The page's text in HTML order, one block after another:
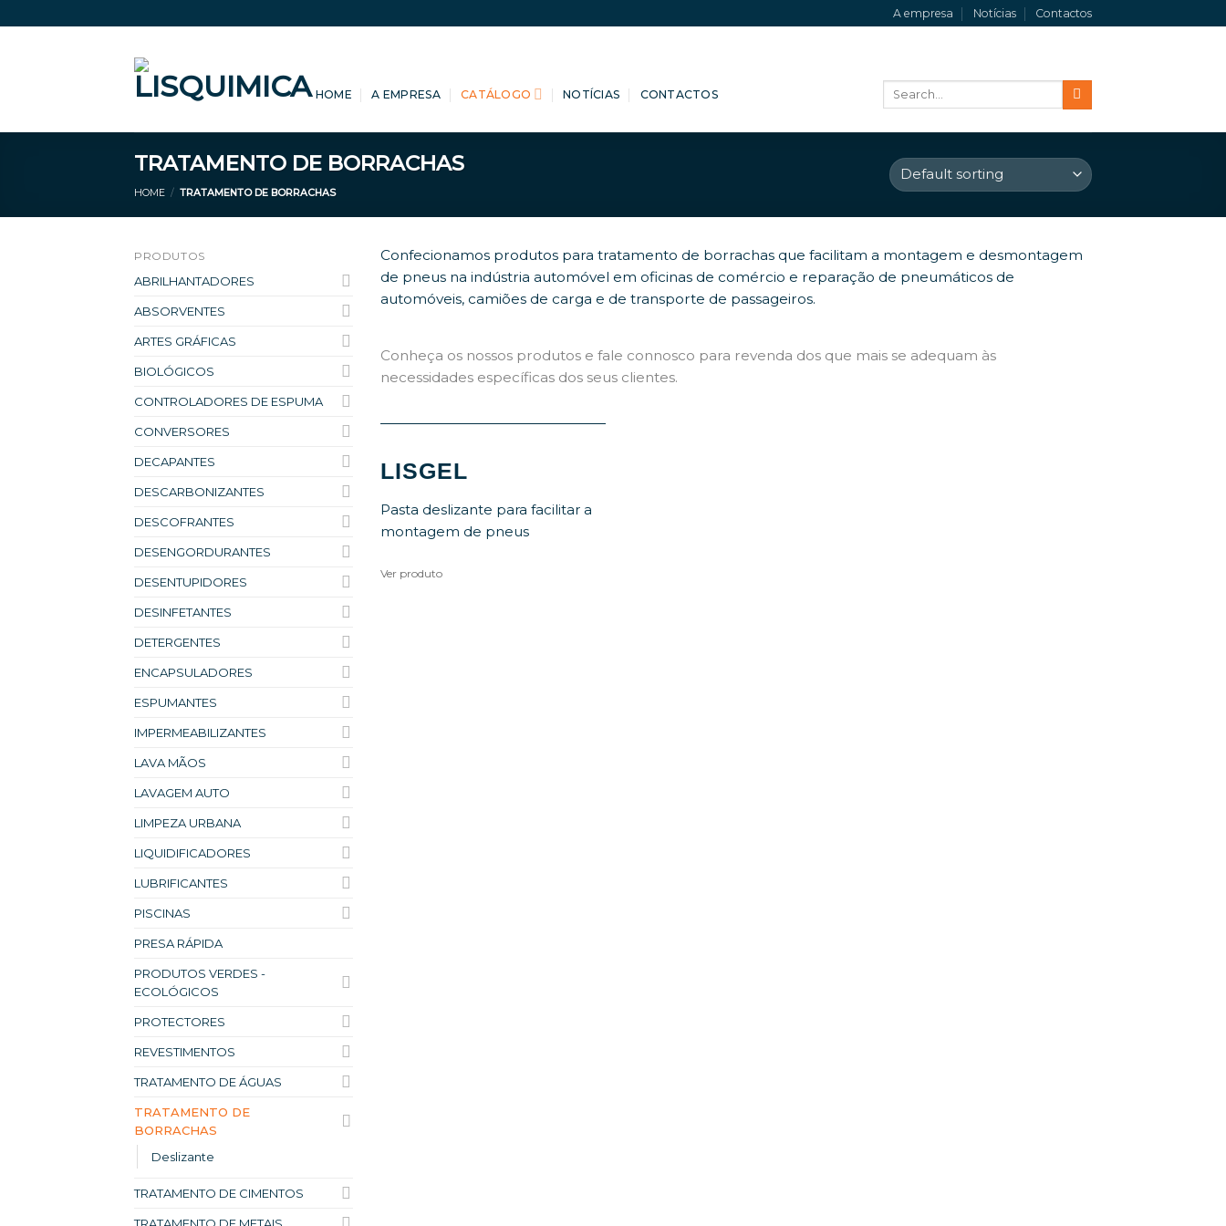
to
A empresa Notícias Contactos
HOME A EMPRESA CATÁLOGO NOTÍCIAS CONTACTOS
TRATAMENTO DE BORRACHAS
HOME / TRATAMENTO DE BORRACHAS
PRODUTOS
ABRILHANTADORES
ABSORVENTES
ARTES GRÁFICAS
BIOLÓGICOS
CONTROLADORES DE ESPUMA
CONVERSORES
DECAPANTES
DESCARBONIZANTES
DESCOFRANTES
DESENGORDURANTES
DESENTUPIDORES
DESINFETANTES
DETERGENTES
ENCAPSULADORES
ESPUMANTES
IMPERMEABILIZANTES
LAVA MÃOS
LAVAGEM AUTO
LIMPEZA URBANA
LIQUIDIFICADORES
LUBRIFICANTES
PISCINAS
PRESA RÁPIDA
PRODUTOS VERDES -
ECOLÓGICOS
PROTECTORES
REVESTIMENTOS
TRATAMENTO DE ÁGUAS
TRATAMENTO DE
BORRACHAS
Deslizante
TRATAMENTO DE CIMENTOS
TRATAMENTO DE METAIS
Confecionamos produtos para tratamento de borrachas que facilitam a montagem e desmontagem
de pneus na indústria automóvel em oficinas de comércio e reparação de pneumáticos de
automóveis, camiões de carga e de transporte de passageiros.
Conheça os nossos produtos e fale connosco para revenda dos que mais se adequam às
necessidades específicas dos seus clientes.
LISGEL
Pasta deslizante para facilitar a
montagem de pneus
Ver produto